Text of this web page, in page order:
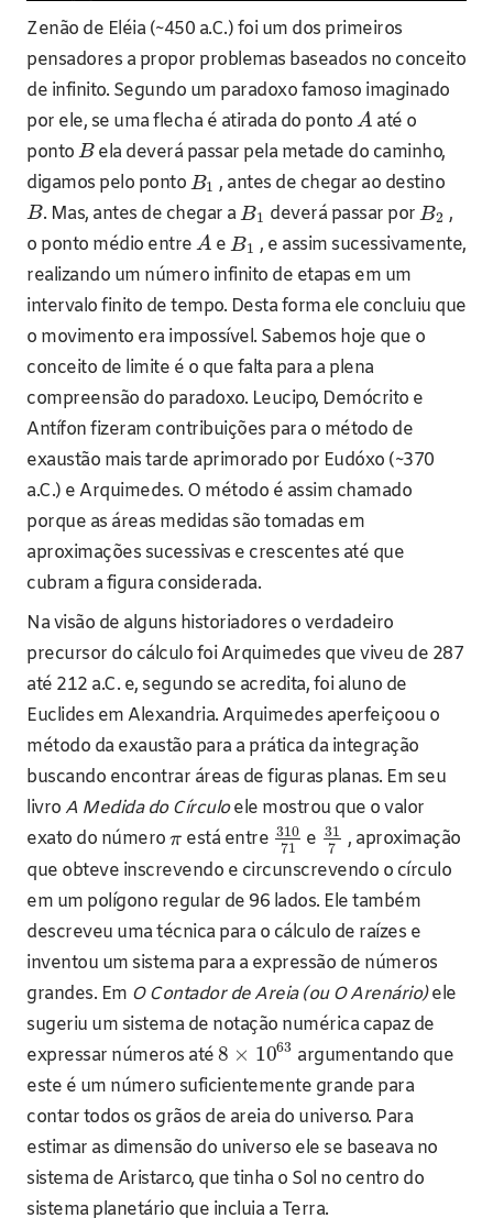
Zenão de Eléia (~450 a.C.) foi um dos primeiros
pensadores a propor problemas baseados no conceito
de infinito. Segundo um paradoxo famoso imaginado
por ele, se uma flecha é atirada do ponto A até o
ponto Bela deverá passar pela metade do caminho,
digamos pelo ponto B1 , antes de chegar ao destino
B. Mas, antes de chegar aB1 deverá passar porB2 ,
o ponto médio entre A eB1 , e assim sucessivamente,
realizando um número infinito de etapas em um
intervalo finito de tempo. Desta forma ele concluiu que
o movimento era impossível. Sabemos hoje que o
conceito de limite é o que falta para a plena
compreensão do paradoxo. Leucipo, Demócrito e
Antífon fizeram contribuições para o método de
exaustão mais tarde aprimorado por Eudóxo (~370
a.C.) e Arquimedes. O método é assim chamado
porque as áreas medidas são tomadas em
aproximações sucessivas e crescentes até que
cubram a figura considerada.
Na visão de alguns historiadores o verdadeiro
precursor do cálculo foi Arquimedes que viveu de 287
até 212 a.C. e, segundo se acredita, foi aluno de
Euclides em Alexandria. Arquimedes aperfeiçoou o
método da exaustão para a prática da integração
buscando encontrar áreas de figuras planas. Em seu
livro A Medida do Círculoele mostrou que o valor
exato do número π está entre 310
71
e 31
7
, aproximação
que obteve inscrevendo e circunscrevendo o círculo
em um polígono regular de 96 lados. Ele também
descreveu uma técnica para o cálculo de raízes e
inventou um sistema para a expressão de números
grandes. Em O Contador de Areia (ou O Arenário)ele
sugeriu um sistema de notação numérica capaz de
expressar números até8 × 1063 argumentando que
este é um número suficientemente grande para
contar todos os grãos de areia do universo. Para
estimar as dimensão do universo ele se baseava no
sistema de Aristarco, que tinha o Sol no centro do
sistema planetário que incluia a Terra.